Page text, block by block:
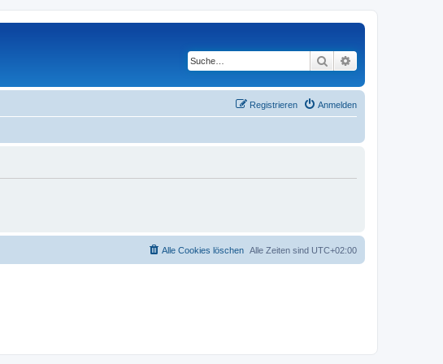
Suche
Anmelden
Registrieren
Alle Zeiten sind UTC+02:00
Alle Cookies löschen